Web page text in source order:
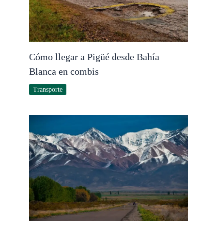
Cómo llegar a Pigüé desde Bahía
Blanca en combis
Transporte